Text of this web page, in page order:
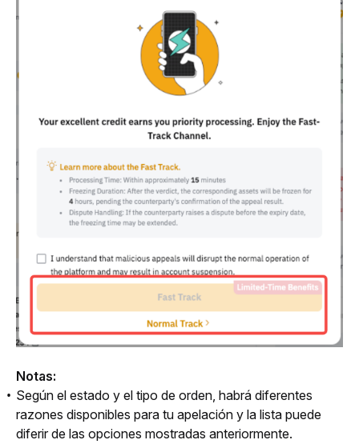
Notas:
Según el estado y el tipo de orden, habrá diferentes
razones disponibles para tu apelación y la lista puede
diferir de las opciones mostradas anteriormente.